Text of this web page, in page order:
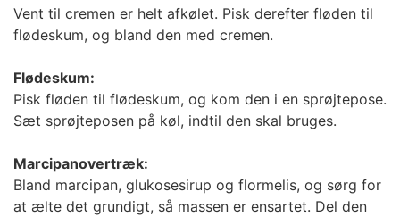
Vent til cremen er helt afkølet. Pisk derefter fløden til
flødeskum, og bland den med cremen.
Flødeskum:
Pisk fløden til flødeskum, og kom den i en sprøjtepose.
Sæt sprøjteposen på køl, indtil den skal bruges.
Marcipanovertræk:
Bland marcipan, glukosesirup og flormelis, og sørg for
at ælte det grundigt, så massen er ensartet. Del den